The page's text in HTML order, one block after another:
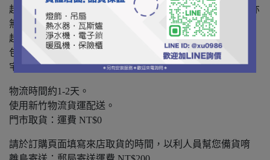
超過取件時間退回之訂單，買方須支付再次寄送之運費，亦
無法因此取消該筆訂單。
超取請提供完整真實中文姓名(同身份証)，姓名有誤造成之
包裏退回，買方須支付再次寄送之運費。
宅配貨運：運費 NT$150
物流時間約1-2天。
使用新竹物流貨運配送。
門市取貨：運費 NT$0
請於訂購頁面填寫來店取貨的時間，以利人員幫您備貨唷